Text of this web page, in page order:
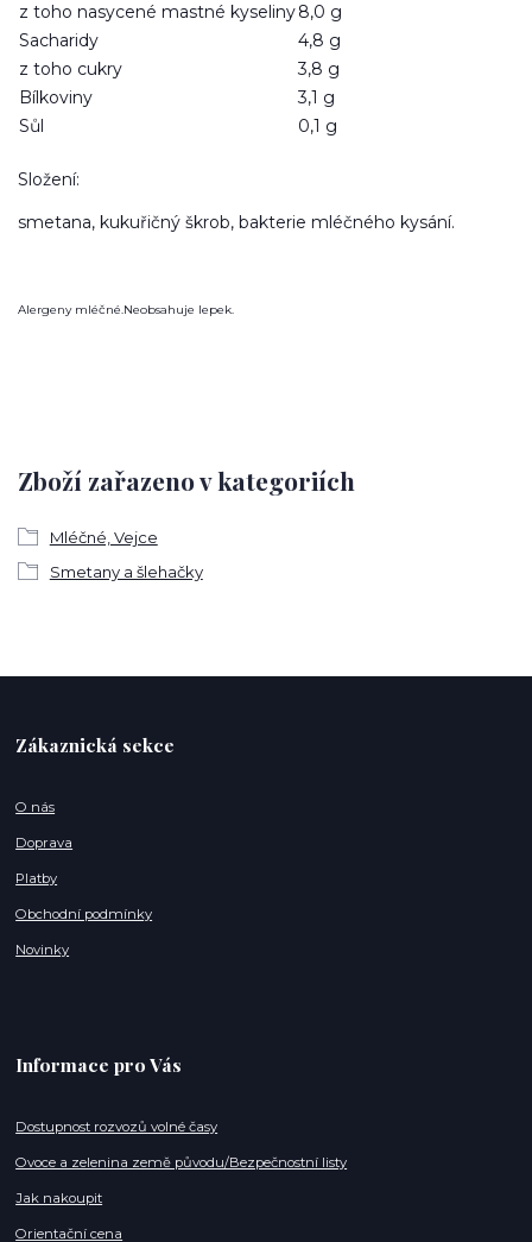
z toho nasycené mastné kyseliny8,0 g
Sacharidy
4,8 g
z toho cukry
3,8 g
Bílkoviny
3,1 g
Sůl
0,1 g
Složení:
smetana, kukuřičný škrob, bakterie mléčného kysání.
Alergeny mléčné.Neobsahuje lepek.
Zboží zařazeno v kategoriích
Mléčné, Vejce
Smetany a šlehačky
Zákaznická sekce
O nás
Doprava
Platby
Obchodní podmínky
Novinky
Informace pro Vás
Dostupnost rozvozů volné časy
Ovoce a zelenina země původu/Bezpečnostní listy
Jak nakoupit
Orientační cena